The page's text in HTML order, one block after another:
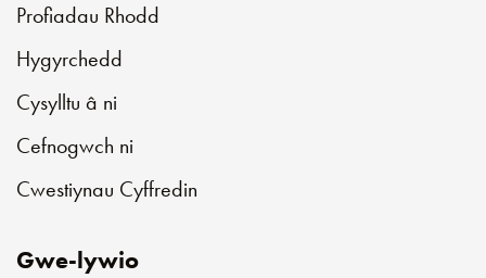
Profiadau Rhodd
Hygyrchedd
Cysylltu â ni
Cefnogwch ni
Cwestiynau Cyffredin
Gwe-lywio